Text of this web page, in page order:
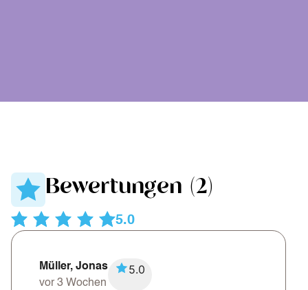
Bewertungen (2)
5.0
Müller, Jonas
vor 3 Wochen
5.0